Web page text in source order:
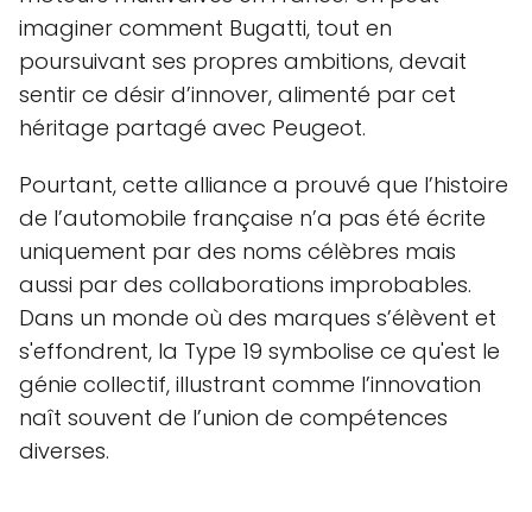
imaginer comment Bugatti, tout en
poursuivant ses propres ambitions, devait
sentir ce désir d’innover, alimenté par cet
héritage partagé avec Peugeot.
Pourtant, cette alliance a prouvé que l’histoire
de l’automobile française n’a pas été écrite
uniquement par des noms célèbres mais
aussi par des collaborations improbables.
Dans un monde où des marques s’élèvent et
s'effondrent, la Type 19 symbolise ce qu'est le
génie collectif, illustrant comme l’innovation
naît souvent de l’union de compétences
diverses.